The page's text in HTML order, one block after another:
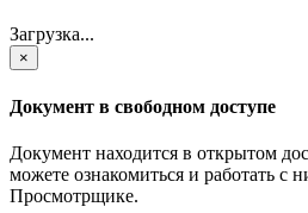
Загрузка...
×
Документ в свободном доступе
Документ находится в открытом
можете ознакомиться и работать с
Просмотрщике.